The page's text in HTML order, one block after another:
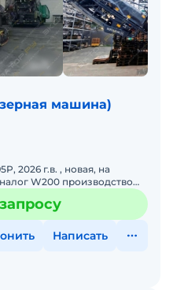
машина)
2026 г.в. , новая, на
W200 производство
цена с НДС. Возможна п
Написать